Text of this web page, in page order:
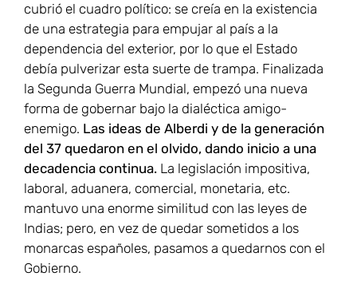
cubrió el cuadro político: se creía en la existencia
de una estrategia para empujar al país a la
dependencia del exterior, por lo que el Estado
debía pulverizar esta suerte de trampa. Finalizada
la Segunda Guerra Mundial, empezó una nueva
forma de gobernar bajo la dialéctica amigo-
enemigo. Las ideas de Alberdi y de la generación
del 37 quedaron en el olvido, dando inicio a una
decadencia continua. La legislación impositiva,
laboral, aduanera, comercial, monetaria, etc.
mantuvo una enorme similitud con las leyes de
Indias; pero, en vez de quedar sometidos a los
monarcas españoles, pasamos a quedarnos con el
Gobierno.